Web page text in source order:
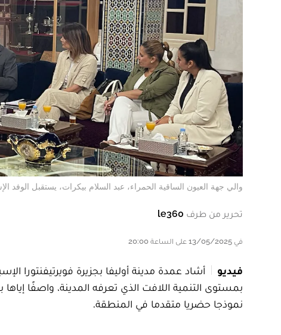
والي جهة العيون الساقية الحمراء، عبد السلام بيكرات، يستقبل الوفد
تحرير من طرف le360
في 13/05/2025 على الساعة 20:00
فيديو
بمستوى التنمية اللافت الذي تعرفه المدينة، واصفًا
نموذجا حضريا متقدما في المنطقة.